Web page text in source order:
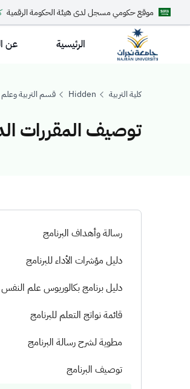
موقع حكومي مسجل لدى هيئة الحكومة الرقمية
الرئيسية عن
كلية التربية Hidden قسم التربية
توصيف المقررات
توصيف
رسالة وأهداف البرنامج
دليل مؤشرات الأداء للبرنامج
دليل برنامج بكالوريوس علم النفس
قائمة نواتج التعلم للبرنامج
مطوية لشرح رسالة البرنامج
توصيف البرنامج